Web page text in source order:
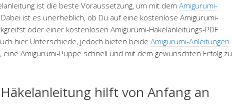
ist die beste Voraussetzung, um mit dem Amigurumi-
ist es unerheblich, ob Du auf eine kostenlose Amigurumi-
oder einer kostenlosen Amigurumi-Häkelanleitungs-PDF
hier Unterschiede, jedoch bieten beide Amigurumi-Anleitungen
eine Amigurumi-Puppe schnell und mit dem gewünschten Erfolg zu
hilft von Anfang an